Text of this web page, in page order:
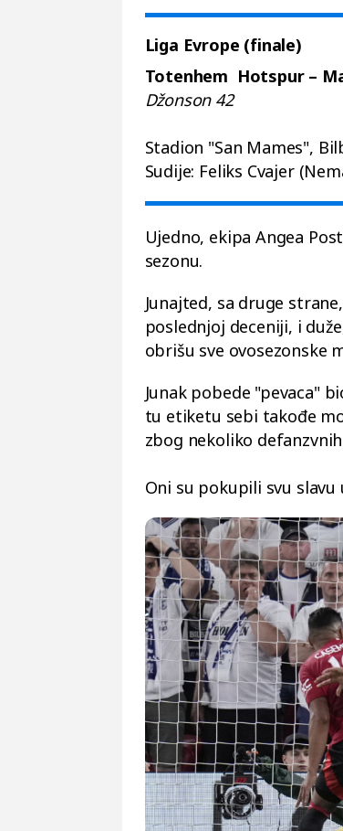
Liga Evrope (finale)
Totenhem Hotspur –
Džonson 42
Stadion "San Mames",
Sudije: Feliks Cvajer
Ujedno, ekipa Angea
sezonu.
Junajted, sa druge
poslednjoj deceniji, i
obrišu sve ovosezonske
Junak pobede "pevaca"
tu etiketu sebi takođe
zbog nekoliko
Oni su pokupili svu